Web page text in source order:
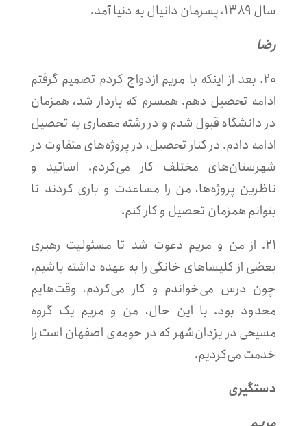
سال ۱۳۸۹، پسرمان دانیال به دنیا آمد.
رضا
۲۰. بعد از اینکه با مریم ازدواج کردم تصمیم گرفتم
ادامه تحصیل دهم. همسرم که باردار شد، همزمان
در دانشگاه قبول شدم و در رشته معماری به تحصیل
ادامه دادم. در کنار تحصیل، در پروژه‌های متفاوت در
شهرستان‌های مختلف کار می‌کردم. اساتید و
ناظرین پروژه‌ها، من را مساعدت و یاری کردند تا
بتوانم همزمان تحصیل و کار کنم.
۲۱. از من و مریم دعوت شد تا مسئولیت رهبری
بعضی از کلیساهای خانگی را به عهده داشته باشیم.
چون درس می‌خواندم و کار می‌کردم، وقت‌هایم
محدود بود. با این حال، من و مریم یک گروه
مسیحی در یزدان‌شهر که در حومه‌ی اصفهان است را
خدمت می‌کردیم.
دستگیری